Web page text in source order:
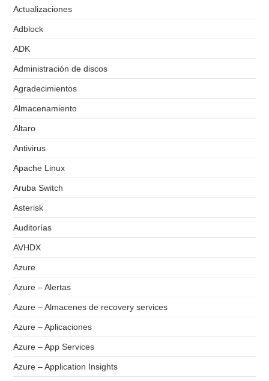
Actualizaciones
Adblock
ADK
Administración de discos
Agradecimientos
Almacenamiento
Altaro
Antivirus
Apache Linux
Aruba Switch
Asterisk
Auditorías
AVHDX
Azure
Azure – Alertas
Azure – Almacenes de recovery services
Azure – Aplicaciones
Azure – App Services
Azure – Application Insights